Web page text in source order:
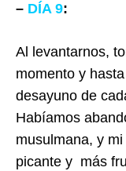
– DÍA 9:
Al levantarnos,
momento y
desayuno de
Habíamos
musulmana, y
picante y más